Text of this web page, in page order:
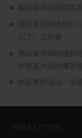
飯店設有無障礙客
酒店嬰兒床適用於
以下）之幼童。
酒店提供寵物籠於
非導盲犬請勿攜帶
依菸害防治法，全
NEWS LETTER